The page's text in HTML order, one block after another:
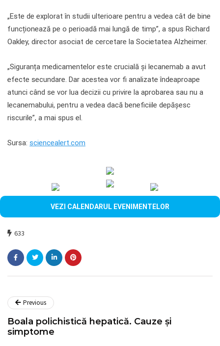
„Este de explorat în studii ulterioare pentru a vedea cât de bine
funcționează pe o perioadă mai lungă de timp”, a spus Richard
Oakley, director asociat de cercetare la Societatea Alzheimer.
„Siguranța medicamentelor este crucială și lecanemab a avut
efecte secundare. Dar acestea vor fi analizate îndeaproape
atunci când se vor lua decizii cu privire la aprobarea sau nu a
lecanemabului, pentru a vedea dacă beneficiile depășesc
riscurile”, a mai spus el.
Sursa: sciencealert.com
VEZI CALENDARUL EVENIMENTELOR
633
Previous
Boala polichistică hepatică. Cauze și
simptome